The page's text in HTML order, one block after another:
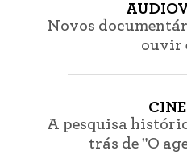
Novos
ouvir
A pesquisa
trás de "O